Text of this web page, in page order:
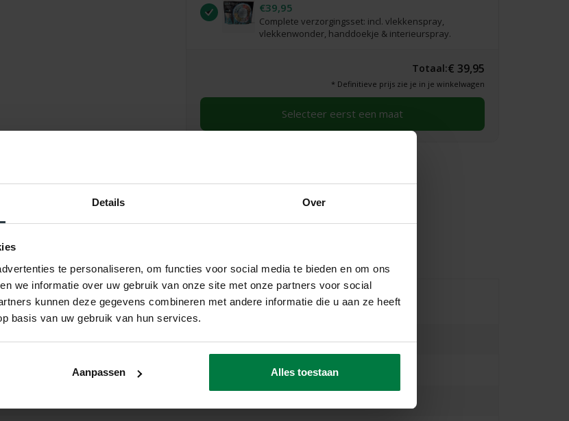
Details Over
te personaliseren, om functies voor social media te bieden en om ons
we informatie over uw gebruik van onze site met onze partners voor social
kunnen deze gegevens combineren met andere informatie die u aan ze heeft
basis van uw gebruik van hun services.
Aanpassen Alles toestaan
€39,95
Complete verzorgingsset: incl. vlekkenspray,
vlekkenwonder, handdoekje & interieurspray.
Totaal:€ 39,95
* Definitieve prijs zie je in je winkelwagen
Selecteer eerst een maat
Product